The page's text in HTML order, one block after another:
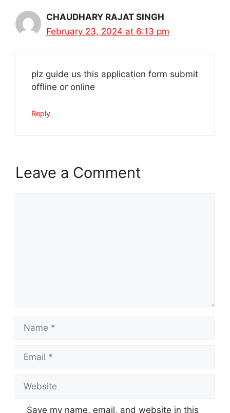
CHAUDHARY RAJAT SINGH
February 23, 2024 at 6:13 pm
plz guide us this application form submit
offline or online
Reply
Leave a Comment
Name
Email
Website
Save my name, email, and website in this